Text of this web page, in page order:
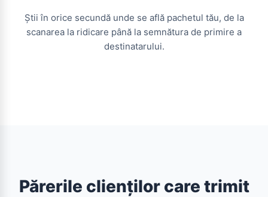
Știi în orice secundă unde se află pachetul tău, de la
scanarea la ridicare până la semnătura de primire a
destinatarului.
Părerile clienților care trimit